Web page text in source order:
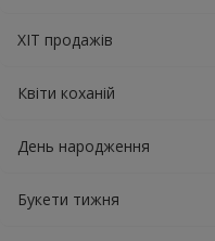
ХІТ продажів
Квіти коханій
День народження
Букети тижня